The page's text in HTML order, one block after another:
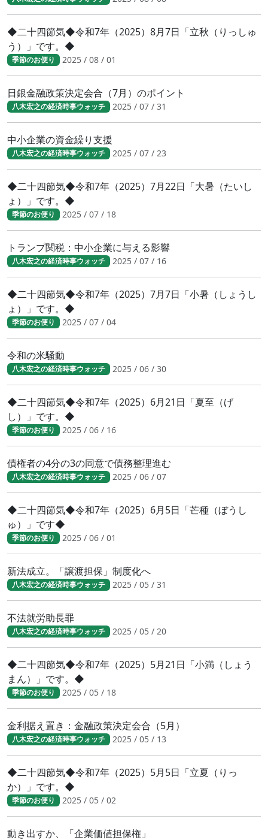
◆二十四節気◆令和7年（2025）8月7日「立秋（りっしゅ
う）」です。◆
季節のお便り 2025 / 08 / 01
日銀金融政策決定会合（7月）のポイント
八木宏之の経済時事ウォッチ 2025 / 07 / 31
中小企業の資金繰り支援
八木宏之の経済時事ウォッチ 2025 / 07 / 23
◆二十四節気◆令和7年（2025）7月22日「大暑（たいし
ょ）」です。◆
季節のお便り 2025 / 07 / 18
トランプ関税：中小企業に与える影響
八木宏之の経済時事ウォッチ 2025 / 07 / 16
◆二十四節気◆令和7年（2025）7月7日「小暑（しょうし
ょ）」です。◆
季節のお便り 2025 / 07 / 04
令和の米騒動
八木宏之の経済時事ウォッチ 2025 / 06 / 30
◆二十四節気◆令和7年（2025）6月21日「夏至（げ
し）」です。◆
季節のお便り 2025 / 06 / 16
債権者の4分の3の同意で債務整理進む
八木宏之の経済時事ウォッチ 2025 / 06 / 07
◆二十四節気◆令和7年（2025）6月5日「芒種（ぼうし
ゅ）」です◆
季節のお便り 2025 / 06 / 01
新法成立。「譲渡担保」制度化へ
八木宏之の経済時事ウォッチ 2025 / 05 / 31
不法就労助長罪
八木宏之の経済時事ウォッチ 2025 / 05 / 20
◆二十四節気◆令和7年（2025）5月21日「小満（しょう
まん）」です。◆
季節のお便り 2025 / 05 / 18
金利据え置き：金融政策決定会合（5月）
八木宏之の経済時事ウォッチ 2025 / 05 / 13
◆二十四節気◆令和7年（2025）5月5日「立夏（りっ
か）」です。◆
季節のお便り 2025 / 05 / 02
動き出すか、「企業価値担保権」